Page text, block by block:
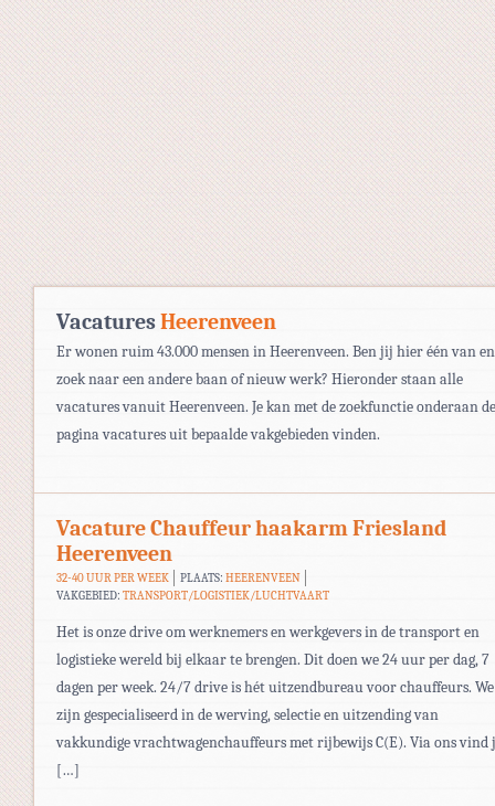
VacaturesHeerenveen
Er wonen ruim 43.000 mensen in Heerenveen. Ben jij hier één van
zoek naar een andere baan of nieuw werk? Hieronder staan alle
vacatures vanuit Heerenveen. Je kan met de zoekfunctie onderaan de
pagina vacatures uit bepaalde vakgebieden vinden.
Vacature Chauffeur haakarm Friesland
Heerenveen
32-40 UUR PER WEEK PLAATS: HEERENVEEN
VAKGEBIED: TRANSPORT/LOGISTIEK/LUCHTVAART
Het is onze drive om werknemers en werkgevers in de transport en
logistieke wereld bij elkaar te brengen. Dit doen we 24 uur per dag, 7
dagen per week. 24/7 drive is hét uitzendbureau voor chauffeurs. We
zijn gespecialiseerd in de werving, selectie en uitzending van
vakkundige vrachtwagenchauffeurs met rijbewijs C(E). Via ons vind
[…]